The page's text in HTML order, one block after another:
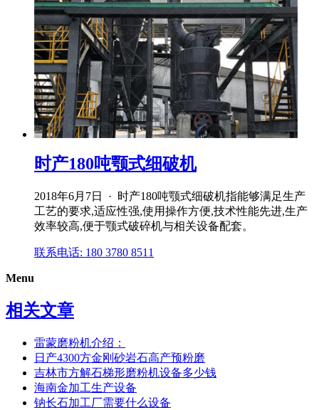
时产180吨颚式细破机
2018年6月7日 · 时产180吨颚式细破机指能够满足生产
工艺的要求,适应性强,使用操作方便,技术性能先进,生产
效率较高,便于颚式破碎机与相关设备配套。
联系电话: 180 3780 8511
Menu
相关文章
雷蒙磨粉机介绍：
日产4300方金刚砂岩石高产预粉磨
吉林市方解石梯形磨粉机设备多少钱
海南金加工生产设备
钠长石加工厂需要什么设备